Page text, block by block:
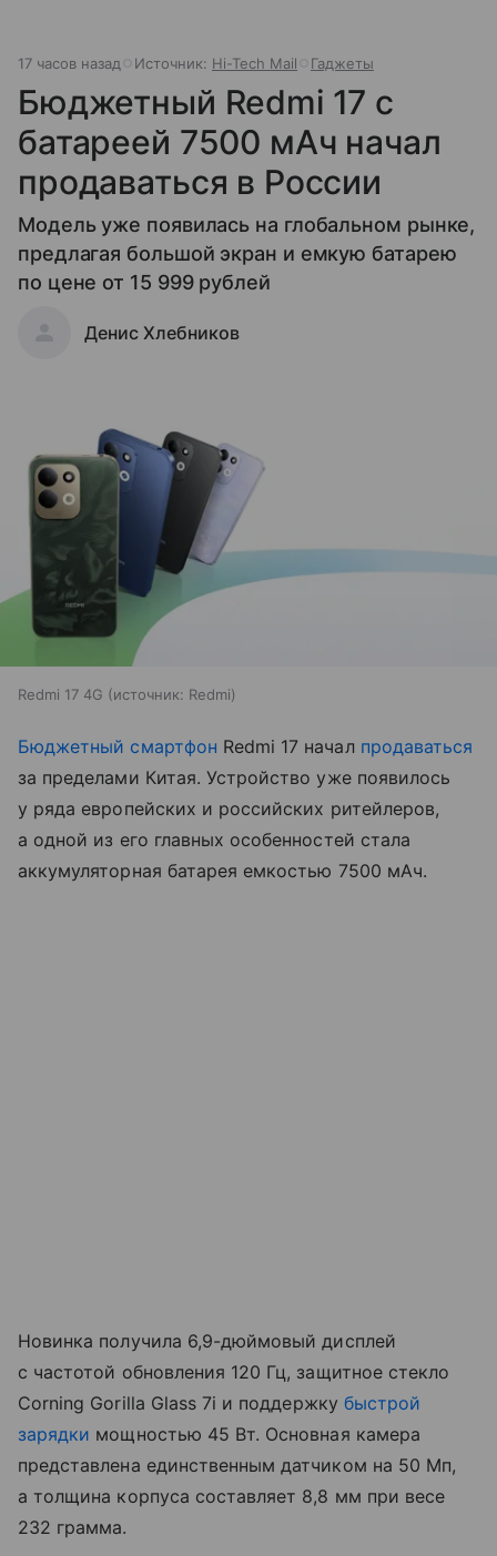
17 часов назад Источник: Hi-Tech Mail Гаджеты
Бюджетный Redmi 17 с
батареей 7500 мАч начал
продаваться в России
Модель уже появилась на глобальном рынке,
предлагая большой экран и емкую батарею
по цене от 15 999 рублей
Денис Хлебников
Redmi 17 4G источник: Redmi
Бюджетный смартфон Redmi 17 начал продаваться
за пределами Китая. Устройство уже появилось
у ряда европейских и российских ритейлеров,
а одной из его главных особенностей стала
аккумуляторная батарея емкостью 7500 мАч.
Новинка получила 6,9-дюймовый дисплей
с частотой обновления 120 Гц, защитное стекло
Corning Gorilla Glass 7i и поддержку быстрой
зарядки мощностью 45 Вт. Основная камера
представлена единственным датчиком на 50 Мп,
а толщина корпуса составляет 8,8 мм при весе
232 грамма.